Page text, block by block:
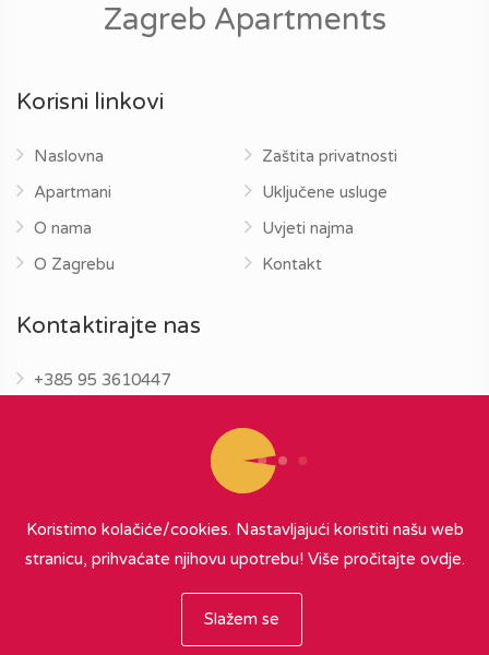
Zagreb Apartments
Korisni linkovi
Naslovna
Apartmani
O nama
O Zagrebu
Zaštita privatnosti
Uključene usluge
Uvjeti najma
Kontakt
Kontaktirajte nas
+385 95 3610447
Koristimo kolačiće/cookies. Nastavljajući koristiti našu web
stranicu, prihvaćate njihovu upotrebu! Više pročitajte ovdje.
Slažem se